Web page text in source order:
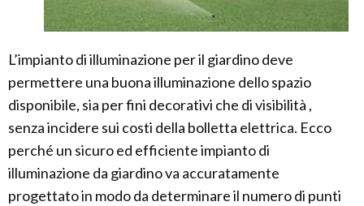
L’impianto di illuminazione per il giardino deve
permettere una buona illuminazione dello spazio
disponibile, sia per fini decorativi che di visibilità ,
senza incidere sui costi della bolletta elettrica. Ecco
perché un sicuro ed efficiente impianto di
illuminazione da giardino va accuratamente
progettato in modo da determinare il numero di punti